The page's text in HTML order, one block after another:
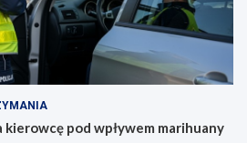
pod wpływem marihuany